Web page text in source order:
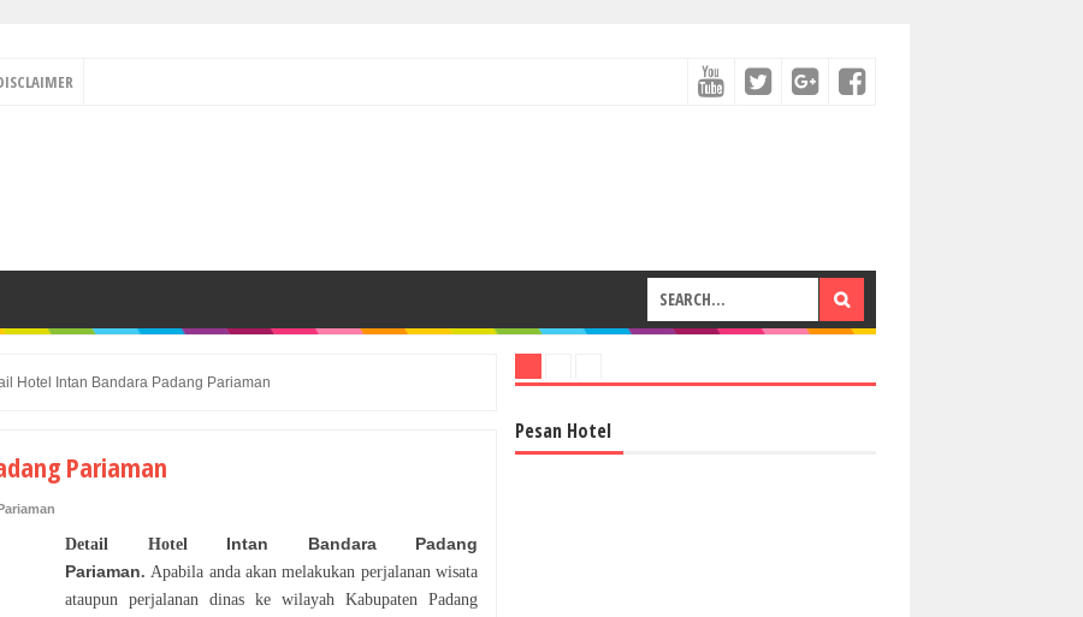
Hotel Intan Bandara Padang Pariaman
Pariaman
Detail Hotel Intan Bandara Padang
Pariaman.Apabila anda akan melakukan perjalanan wisata
ataupun perjalanan dinas ke wilayah Kabupaten Padang
Pesan Hotel